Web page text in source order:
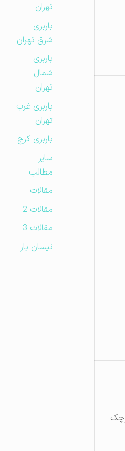
تهران
باربری
شرق تهران
باربری
شمال
تهران
باربری غرب
تهران
باربری کرج
مطالب
مقالات
مقالات 2
مقالات 3
نیسان بار